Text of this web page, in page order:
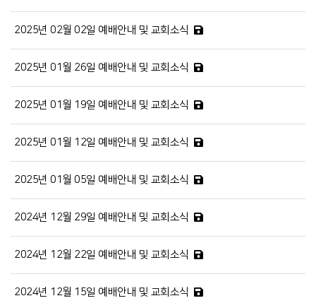
2025년 02월 02일 예배안내 및 교회소식
2025년 01월 26일 예배안내 및 교회소식
2025년 01월 19일 예배안내 및 교회소식
2025년 01월 12일 예배안내 및 교회소식
2025년 01월 05일 예배안내 및 교회소식
2024년 12월 29일 예배안내 및 교회소식
2024년 12월 22일 예배안내 및 교회소식
2024년 12월 15일 예배안내 및 교회소식